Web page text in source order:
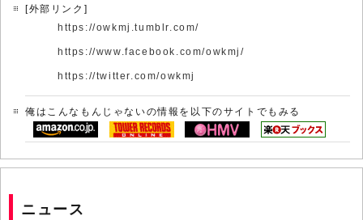
[外部リンク]
https://owkmj.tumblr.com/
https://www.facebook.com/owkmj/
https://twitter.com/owkmj
俺はこんなもんじゃないの情報を以下のサイトでもみる
ニュース